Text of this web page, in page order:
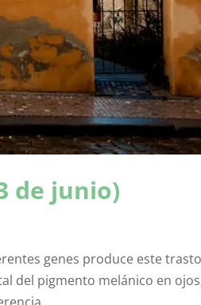
de junio)
genes produce este
del pigmento melánico en